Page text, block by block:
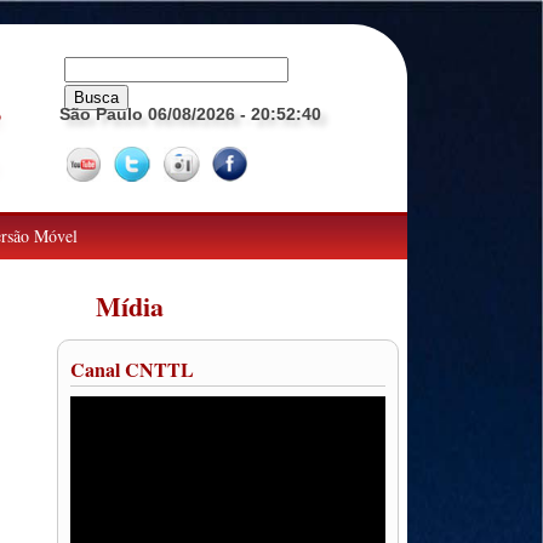
São Paulo 06/08/2026 - 20:52:41
Móvel
Mídia
Canal CNTTL